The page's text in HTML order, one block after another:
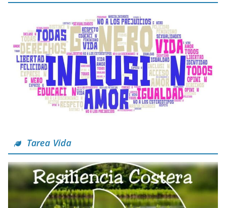
Tarea Vida